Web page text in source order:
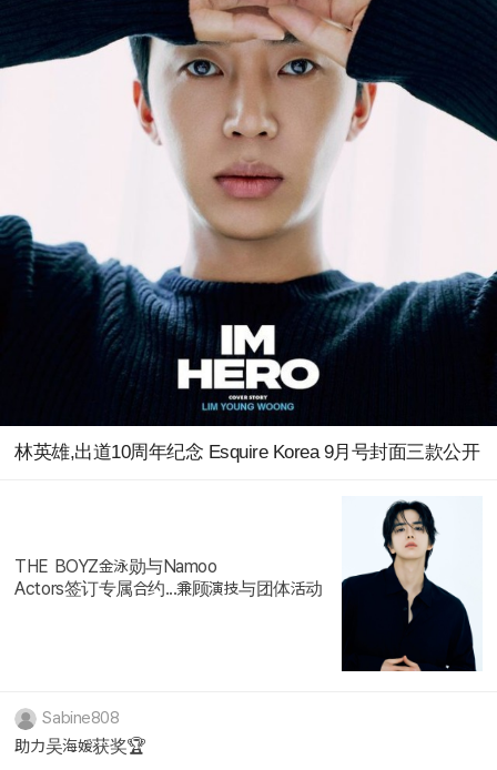
林英雄,出道10周年纪念 Esquire Korea 9月号封面三款公开
THE BOYZ‌金泳勋与Namoo
Actors签订专属合约...兼顾演技与团体活动
Sabine808
助力吴海媛获奖🏆